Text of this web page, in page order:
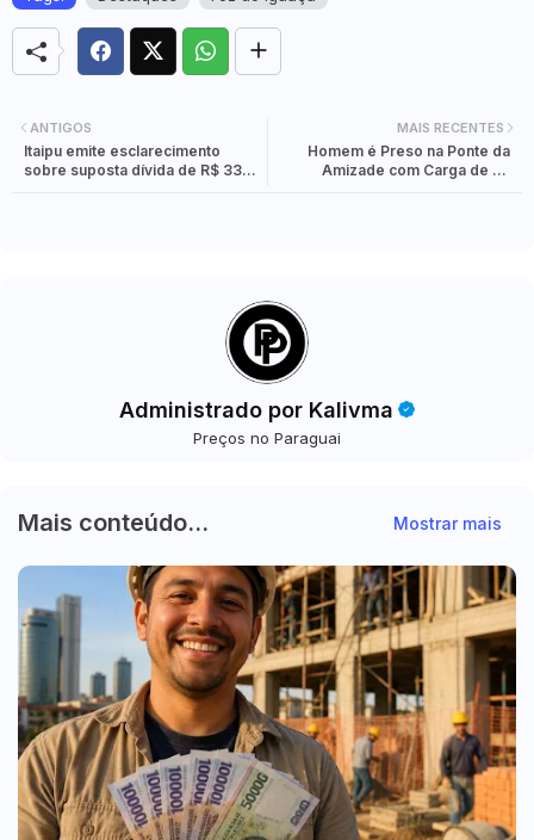
MAIS RECENTES
Homem é Preso na Ponte da
Amizade com Carga de 95
ANTIGOS
Itaipu emite esclarecimento
sobre suposta dívida de R$ 333
Administrado por Kalivma
Preços no Paraguai
Mais conteúdo... Mostrar mais